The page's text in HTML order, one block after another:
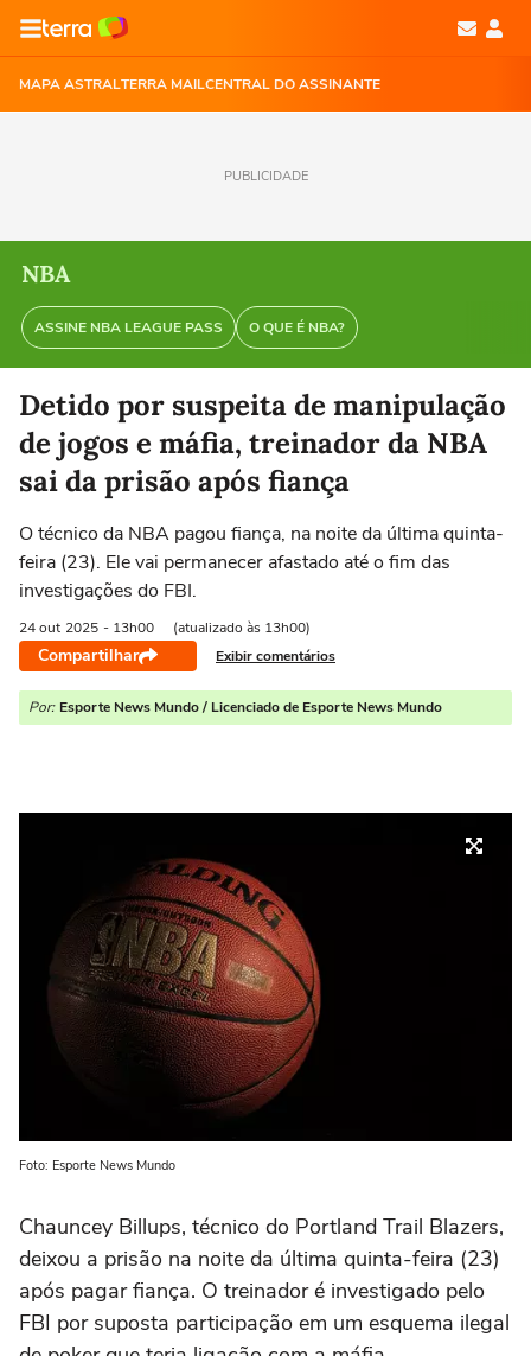
MAPA ASTRALTERRA MAILCENTRAL DO ASSINANTE
PUBLICIDADE
NBA
ASSINE NBA LEAGUE PASS O QUE É NBA?
Detido por suspeita de manipulação
de jogos e máfia, treinador da NBA
sai da prisão após fiança
O técnico da NBA pagou fiança, na noite da última quinta-
feira (23). Ele vai permanecer afastado até o fim das
investigações do FBI.
24 out 2025 - 13h00 (atualizado às 13h00)
Compartilhar Exibir comentários
Por: Esporte News Mundo / Licenciado de Esporte News Mundo
Foto: Esporte News Mundo
Chauncey Billups, técnico do Portland Trail Blazers,
deixou a prisão na noite da última quinta-feira (23)
após pagar fiança. O treinador é investigado pelo
FBI por suposta participação em um esquema ilegal